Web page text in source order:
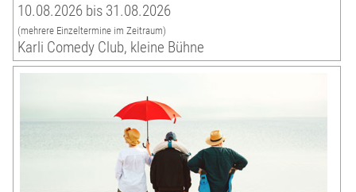
10.08.2026 bis 31.08.2026
(mehrere Einzeltermine im Zeitraum)
Karli Comedy Club, kleine Bühne